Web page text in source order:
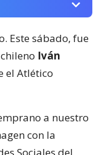
Este sábado, fue
Iván
el Atlético
a nuestro
con la
Sociales del